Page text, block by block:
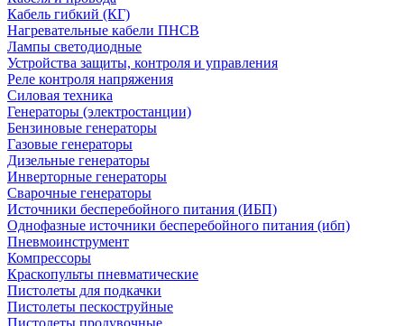
Кабель гибкий (КГ)
Нагревательные кабели ПНСВ
Лампы светодиодные
Устройства защиты, контроля и управления
Реле контроля напряжения
Силовая техника
Генераторы (электростанции)
Бензиновые генераторы
Газовые генераторы
Дизельные генераторы
Инверторные генераторы
Сварочные генераторы
Источники бесперебойного питания (ИБП)
Однофазные источники бесперебойного питания (ибп)
Пневмоинструмент
Компрессоры
Краскопульты пневматические
Пистолеты для подкачки
Пистолеты пескоструйные
Пистолеты продувочные